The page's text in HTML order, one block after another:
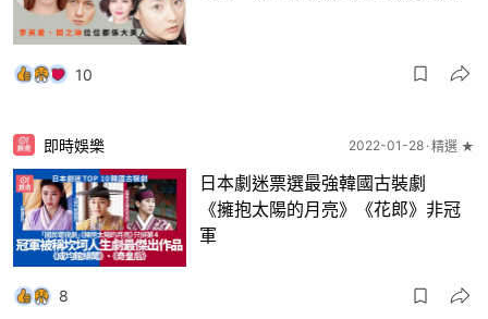
10
即時娛樂 2022-01-28 精選 ★
日本劇迷票選最強韓國古裝劇
《擁抱太陽的月亮》《花郎》非冠
軍
8